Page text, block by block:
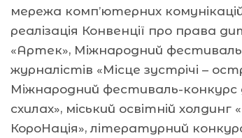
мережа комп’ютерних
реалізація Конвенції про права
«Артек», Міжнародний
журналістів «Місце зустрічі –
Міжнародний фестиваль-конкурс
схилах», міський освітній
КороНація», літературний